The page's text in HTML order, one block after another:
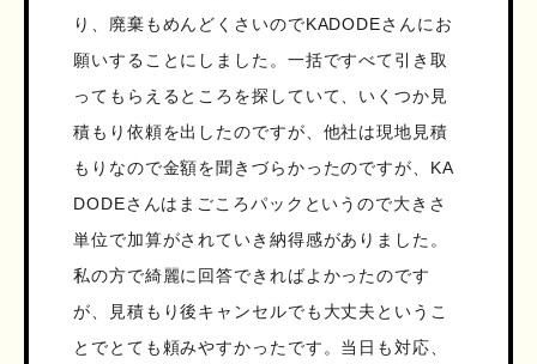
り、廃棄もめんどくさいのでKADODEさんにお
願いすることにしました。一括ですべて引き取
ってもらえるところを探していて、いくつか見
積もり依頼を出したのですが、他社は現地見積
もりなので金額を聞きづらかったのですが、KA
DODEさんはまごころパックというので大きさ
単位で加算がされていき納得感がありました。
私の方で綺麗に回答できればよかったのです
が、見積もり後キャンセルでも大丈夫というこ
とでとても頼みやすかったです。当日も対応、